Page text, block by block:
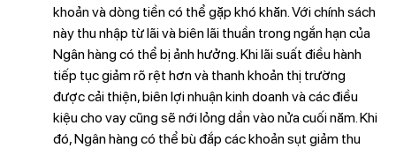
khoản và dòng tiền có thể gặp khó khăn. Với chính sách
này thu nhập từ lãi và biên lãi thuần trong ngắn hạn của
Ngân hàng có thể bị ảnh hưởng. Khi lãi suất điều hành
tiếp tục giảm rõ rệt hơn và thanh khoản thị trường
được cải thiện, biên lợi nhuận kinh doanh và các điều
kiệu cho vay cũng sẽ nới lỏng dần vào nửa cuối năm. Khi
đó, Ngân hàng có thể bù đắp các khoản sụt giảm thu